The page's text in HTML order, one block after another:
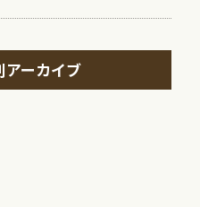
アーカイブ